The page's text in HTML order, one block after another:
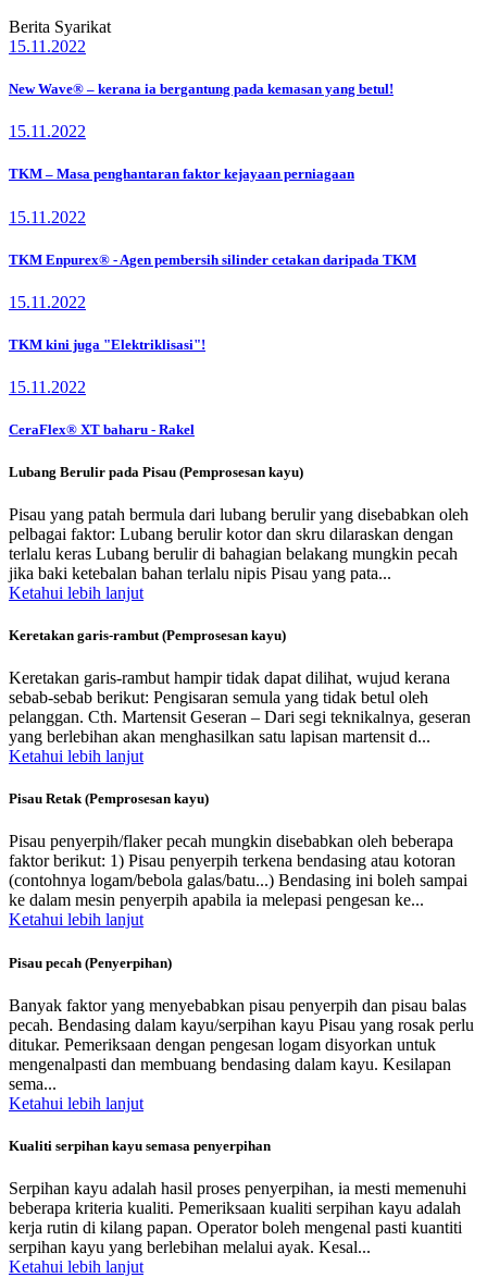
Berita Syarikat
15.11.2022
New Wave® – kerana ia bergantung pada kemasan yang betul!
15.11.2022
TKM – Masa penghantaran faktor kejayaan perniagaan
15.11.2022
TKM Enpurex® - Agen pembersih silinder cetakan daripada TKM
15.11.2022
TKM kini juga "Elektriklisasi"!
15.11.2022
CeraFlex® XT baharu - Rakel
Lubang Berulir pada Pisau (Pemprosesan kayu)
Pisau yang patah bermula dari lubang berulir yang disebabkan oleh
pelbagai faktor: Lubang berulir kotor dan skru dilaraskan dengan
terlalu keras Lubang berulir di bahagian belakang mungkin pecah
jika baki ketebalan bahan terlalu nipis Pisau yang pata...
Ketahui lebih lanjut
Keretakan garis-rambut (Pemprosesan kayu)
Keretakan garis-rambut hampir tidak dapat dilihat, wujud kerana
sebab-sebab berikut: Pengisaran semula yang tidak betul oleh
pelanggan. Cth. Martensit Geseran – Dari segi teknikalnya, geseran
yang berlebihan akan menghasilkan satu lapisan martensit d...
Ketahui lebih lanjut
Pisau Retak (Pemprosesan kayu)
Pisau penyerpih/flaker pecah mungkin disebabkan oleh beberapa
faktor berikut: 1) Pisau penyerpih terkena bendasing atau kotoran
(contohnya logam/bebola galas/batu...) Bendasing ini boleh sampai
ke dalam mesin penyerpih apabila ia melepasi pengesan ke...
Ketahui lebih lanjut
Pisau pecah (Penyerpihan)
Banyak faktor yang menyebabkan pisau penyerpih dan pisau balas
pecah. Bendasing dalam kayu/serpihan kayu Pisau yang rosak perlu
ditukar. Pemeriksaan dengan pengesan logam disyorkan untuk
mengenalpasti dan membuang bendasing dalam kayu. Kesilapan
sema...
Ketahui lebih lanjut
Kualiti serpihan kayu semasa penyerpihan
Serpihan kayu adalah hasil proses penyerpihan, ia mesti memenuhi
beberapa kriteria kualiti. Pemeriksaan kualiti serpihan kayu adalah
kerja rutin di kilang papan. Operator boleh mengenal pasti kuantiti
serpihan kayu yang berlebihan melalui ayak. Kesal...
Ketahui lebih lanjut